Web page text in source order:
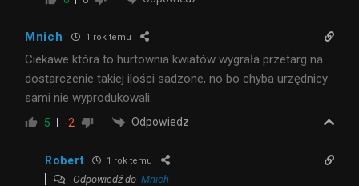
Mnich 1 rok temu
Ciekawe która to hurtownia kwiatów wygrała przetarg na
dostarczenie takiej ilości sadzone, no bo chyba urzędnicy
sami nie wyprodukowali.
5 -2 Odpowiedz
Robert 1 rok temu
Odpowiedź do Mnich